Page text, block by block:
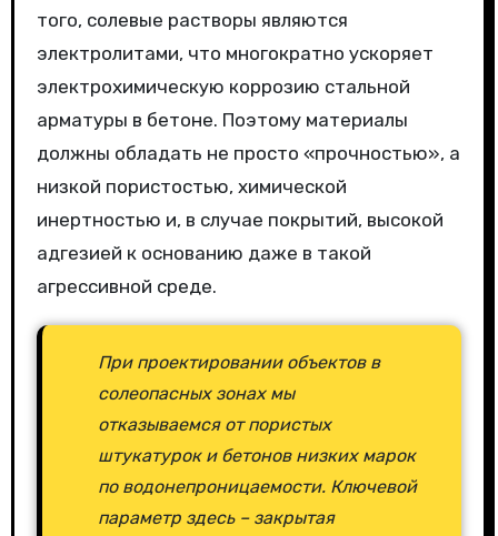
того, солевые растворы являются
электролитами, что многократно ускоряет
электрохимическую коррозию стальной
арматуры в бетоне. Поэтому материалы
должны обладать не просто «прочностью», а
низкой пористостью, химической
инертностью и, в случае покрытий, высокой
адгезией к основанию даже в такой
агрессивной среде.
При проектировании объектов в
солеопасных зонах мы
отказываемся от пористых
штукатурок и бетонов низких марок
по водонепроницаемости. Ключевой
параметр здесь – закрытая